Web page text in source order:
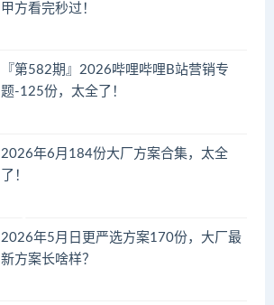
甲方看完秒过！
『第582期』2026哔哩哔哩B站营销专
题-125份，太全了！
2026年6月184份大厂方案合集，太全
了！
2026年5月日更严选方案170份，大厂最
新方案长啥样？